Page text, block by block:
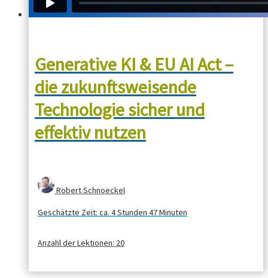
Generative KI & EU AI Act –
die zukunftsweisende
Technologie sicher und
effektiv nutzen
Robert Schnoeckel
Geschätzte Zeit: ca. 4 Stunden 47 Minuten
Anzahl der Lektionen: 20